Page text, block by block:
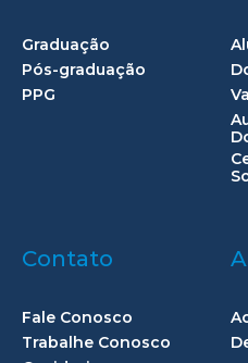
Graduação
Pós-graduação
PPG
Contato
Fale Conosco
Trabalhe Conosco